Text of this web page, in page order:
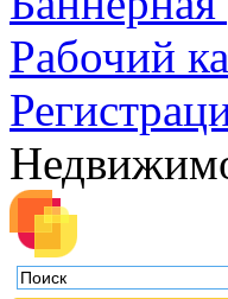
Рабочий